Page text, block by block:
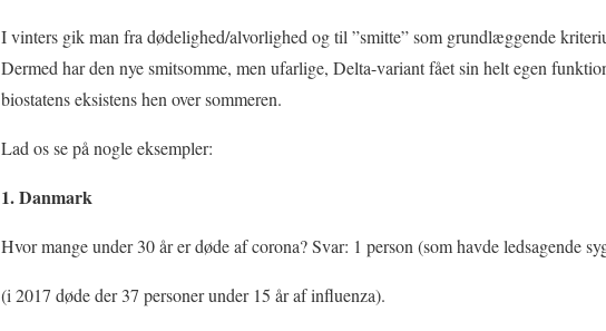
I vinters gik man fra dødelighed/alvorlighed og til ”smitte” som grundlæggende
Dermed har den nye smitsomme, men ufarlige, Delta-variant fået sin helt egen
biostatens eksistens hen over sommeren.
Lad os se på nogle eksempler:
1. Danmark
Hvor mange under 30 år er døde af corona? Svar: 1 person (som havde ledsagende
(i 2017 døde der 37 personer under 15 år af influenza).